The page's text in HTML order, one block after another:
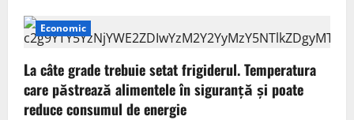
Economic
La câte grade trebuie setat frigiderul. Temperatura
care păstrează alimentele în siguranță și poate
reduce consumul de energie